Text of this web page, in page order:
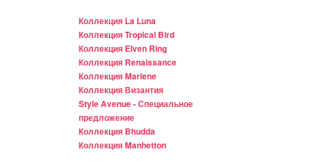
Коллекция La Luna
Коллекция Tropical Bird
Коллекция Elven Ring
Коллекция Renaissance
Коллекция Marlene
Коллекция Византия
Style Avenue - Специальное
предложение
Коллекция Bhudda
Коллекция Manhetton